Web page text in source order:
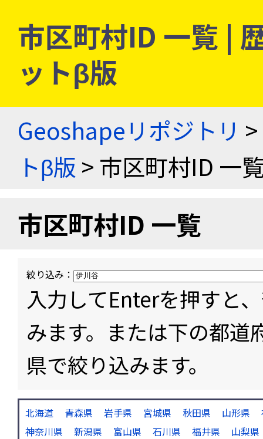
市区町村ID 一覧 |
ットβ版
Geoshapeリポジトリ >
トβ版 > 市区町村ID 一
市区町村ID 一覧
絞り込み：
入力してEnterを押すと
みます。または下の都道
県で絞り込みます。
北海道 青森県 岩手県 宮城県 秋田県 山形県
神奈川県
新潟県 富山県 石川県 福井県
山梨県